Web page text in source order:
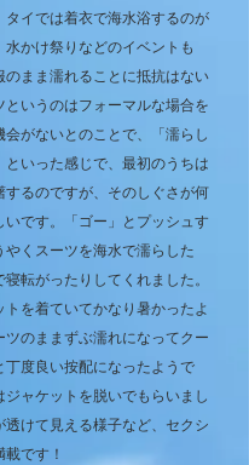
タイでは着衣で海水浴するのが
水かけ祭りなどのイベントも
のまま濡れることに抵抗はない
というのはフォーマルな場合を
会がないとのことで、「濡らし
といった感じで、最初のうちは
するのですが、そのしぐさが何
いです。「ゴー」とプッシュす
やくスーツを海水で濡らした
寝転がったりしてくれました。
トを着ていてかなり暑かったよ
ツのままずぶ濡れになってクー
丁度良い按配になったようで
ジャケットを脱いでもらいまし
透けて見える様子など、セクシ
です！